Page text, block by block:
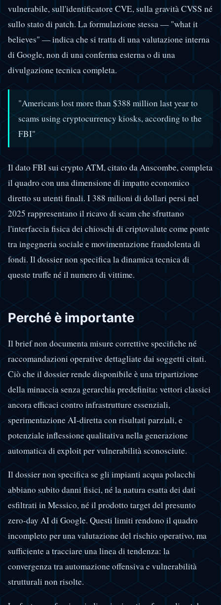
vulnerabile, sull'identificatore CVE, sulla gravità CVSS né
sullo stato di patch. La formulazione stessa — "what it
believes" — indica che si tratta di una valutazione interna
di Google, non di una conferma esterna o di una
divulgazione tecnica completa.
"Americans lost more than $388 million last year to
scams using cryptocurrency kiosks, according to the
FBI"
Il dato FBI sui crypto ATM, citato da Anscombe, completa
il quadro con una dimensione di impatto economico
diretto su utenti finali. I 388 milioni di dollari persi nel
2025 rappresentano il ricavo di scam che sfruttano
l'interfaccia fisica dei chioschi di criptovalute come ponte
tra ingegneria sociale e movimentazione fraudolenta di
fondi. Il dossier non specifica la dinamica tecnica di
queste truffe né il numero di vittime.
Perché è importante
Il brief non documenta misure correttive specifiche né
raccomandazioni operative dettagliate dai soggetti citati.
Ciò che il dossier rende disponibile è una tripartizione
della minaccia senza gerarchia predefinita: vettori classici
ancora efficaci contro infrastrutture essenziali,
sperimentazione AI-diretta con risultati parziali, e
potenziale inflessione qualitativa nella generazione
automatica di exploit per vulnerabilità sconosciute.
Il dossier non specifica se gli impianti acqua polacchi
abbiano subito danni fisici, né la natura esatta dei dati
esfiltrati in Messico, né il prodotto target del presunto
zero-day AI di Google. Questi limiti rendono il quadro
incompleto per una valutazione del rischio operativo, ma
sufficiente a tracciare una linea di tendenza: la
convergenza tra automazione offensiva e vulnerabilità
strutturali non risolte.